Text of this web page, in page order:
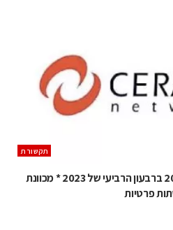
תקשורת
סרגון מדווחת על צמיחה של 20% ברבעון הרביעי של 2023 * מכוונת
פרטיות